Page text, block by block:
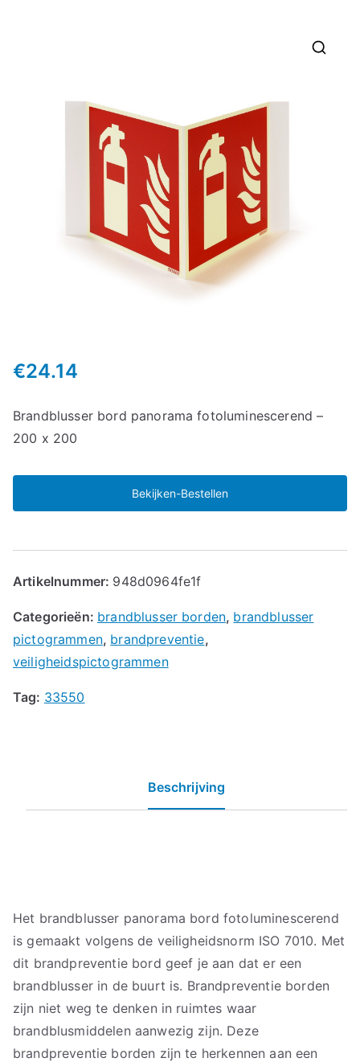
€24.14
Brandblusser bord panorama fotoluminescerend –
200 x 200
Bekijken-Bestellen
Artikelnummer: 948d0964fe1f
Categorieën: brandblusser borden, brandblusser
pictogrammen, brandpreventie,
veiligheidspictogrammen
Tag: 33550
Beschrijving
Het brandblusser panorama bord fotoluminescerend
is gemaakt volgens de veiligheidsnorm ISO 7010. Met
dit brandpreventie bord geef je aan dat er een
brandblusser in de buurt is. Brandpreventie borden
zijn niet weg te denken in ruimtes waar
brandblusmiddelen aanwezig zijn. Deze
brandpreventie borden zijn te herkennen aan een